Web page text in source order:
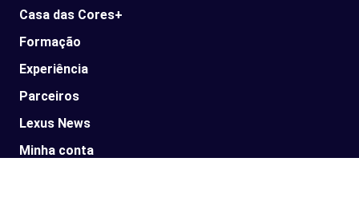
Casa das Cores+
Formação
Experiência
Parceiros
Lexus News​
Minha conta